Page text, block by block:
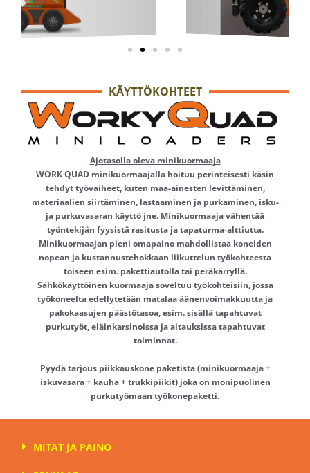
KÄYTTÖKOHTEET
Ajotasolla oleva minikuormaaja
WORK QUAD minikuormaajalla hoituu perinteisesti käsin
tehdyt työvaiheet, kuten maa-ainesten levittäminen,
materiaalien siirtäminen, lastaaminen ja purkaminen, isku-
ja purkuvasaran käyttö jne. Minikuormaaja vähentää
työntekijän fyysistä rasitusta ja tapaturma-alttiutta.
Minikuormaajan pieni omapaino mahdollistaa koneiden
nopean ja kustannustehokkaan liikuttelun työkohteesta
toiseen esim. pakettiautolla tai peräkärryllä.
Sähkökäyttöinen kuormaaja soveltuu työkohteisiin, jossa
työkoneelta edellytetään matalaa äänenvoimakkuutta ja
pakokaasujen päästötasoa, esim. sisällä tapahtuvat
purkutyöt, eläinkarsinoissa ja aitauksissa tapahtuvat
toiminnat.
Pyydä tarjous piikkauskone paketista (minikuormaaja +
iskuvasara + kauha + trukkipiikit) joka on monipuolinen
purkutyömaan työkonepaketti.
MITAT JA PAINO